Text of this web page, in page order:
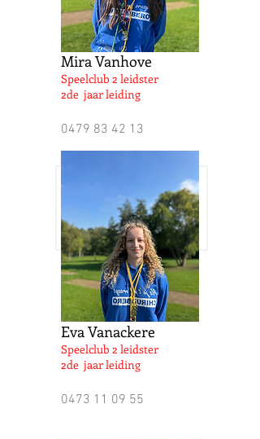
Mira Vanhove
Speelclub 2 leidster
2de jaar leiding
0479 83 42 13
Eva Vanackere
Speelclub 2 leidster
2de jaar leiding
0473 11 09 55